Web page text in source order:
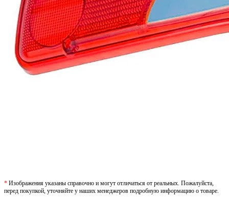
* Изображения указаны справочно и могут отличаться от реальных. Пожалуйста,
перед покупкой, уточняйте у наших менеджеров подробную информацию о товаре.